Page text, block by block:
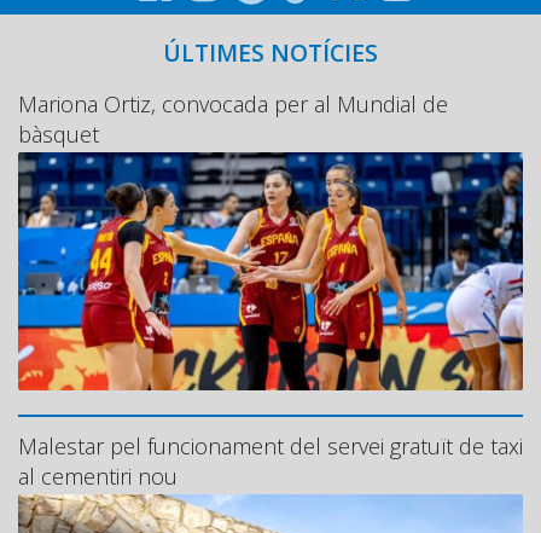
ÚLTIMES NOTÍCIES
Mariona Ortiz, convocada per al Mundial de
bàsquet
Malestar pel funcionament del servei gratuït de taxi
al cementiri nou